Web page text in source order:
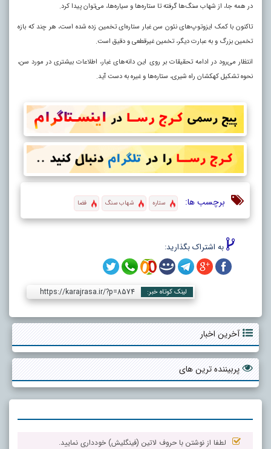
در همه جا، از شهاب سنگ‌ها گرفته تا ستاره‌ها و سیاره‌ها، می‌توان پیدا کرد.
تاکنون با کمک ایزوتوپ‌های نئون سن غبار ستاره‌ای تخمین زده شده است، هر چند که بازه
تخمین بزرگ و به عبارت دیگر، تخمین غیرقطعی و دقیق است.
انتظار می‌رود در ادامه تحقیقات بر روی این دانه‌های غبار، اطلاعات بیشتری در مورد سن،
نحوه تشکیل کهکشان راه شیری، ستاره‌ها و غیره به دست آید.
برچسب ها: ستاره شهاب سنگ فضا
به اشتراک بگذارید:
لینک کوتاه خبر: https://karajrasa.ir/?p=8574
آخرین اخبار
پربیننده ترین های
لطفا از نوشتن با حروف لاتین (فینگلیش) خودداری نمایید.